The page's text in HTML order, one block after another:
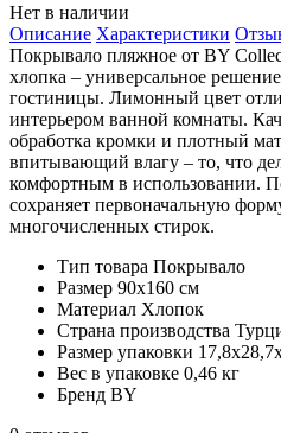
Нет в наличии
Описание Характеристики
Покрывало пляжное от BY
хлопка – универсальное
гостиницы. Лимонный цвет
интерьером ванной комнаты.
обработка кромки и плотный
впитывающий влагу – то, что
комфортным в использовании.
сохраняет первоначальную
многочисленных стирок.
Тип товара Покрывало
Размер 90х160 см
Материал Хлопок
Страна производства
Размер упаковки
Вес в упаковке 0,46 кг
Бренд BY